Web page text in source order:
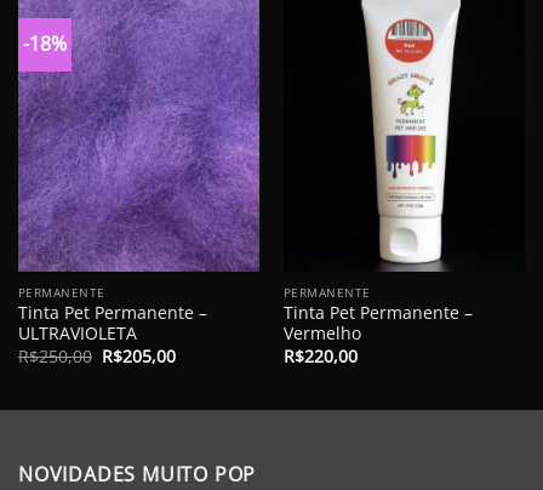
-18%
PERMANENTE
Tinta Pet Permanente –
ULTRAVIOLETA
R$250,00 O
preço
R$250,00.
R$205,00O
preço
R$205,00.
PERMANENTE
Tinta Pet Permanente –
Vermelho
R$220,00
NOVIDADES MUITO POP